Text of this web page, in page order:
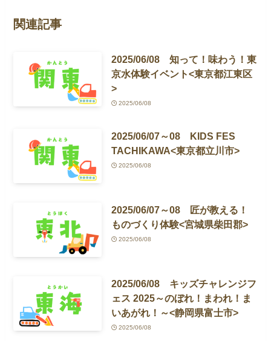
関連記事
2025/06/08 知って！味わう！東
京水体験イベント<東京都江東区
>
2025/06/08
2025/06/07～08 KIDS FES
TACHIKAWA<東京都立川市>
2025/06/08
2025/06/07～08 匠が教える！
ものづくり体験<宮城県柴田郡>
2025/06/08
2025/06/08 キッズチャレンジフ
ェス 2025～のぼれ！まわれ！ま
いあがれ！～<静岡県富士市>
2025/06/08